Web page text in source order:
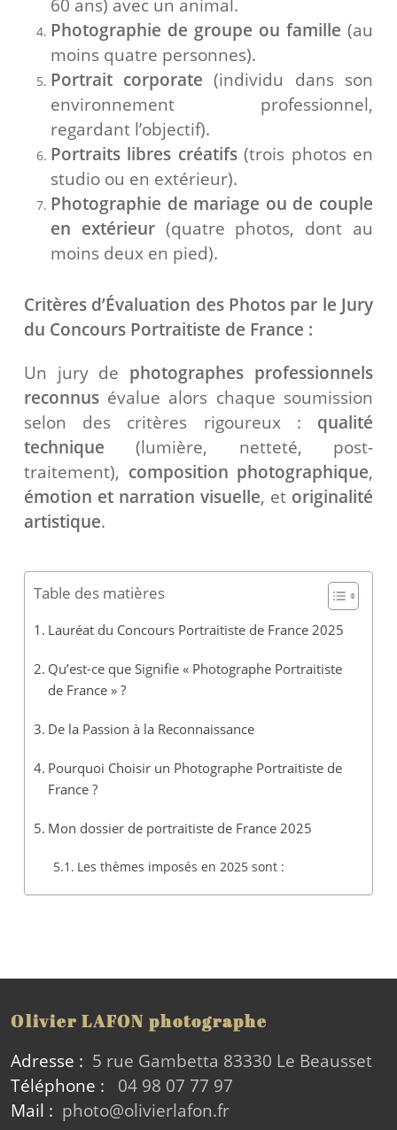
60 ans) avec un animal.
Photographie de groupe ou famille (au
moins quatre personnes).
Portrait corporate (individu dans son
environnement professionnel,
regardant l’objectif).
Portraits libres créatifs(trois photos en
studio ou en extérieur).
Photographie de mariage ou de couple
en extérieur(quatre photos, dont au
moins deux en pied).
Critères d’Évaluation des Photos par le Jury
du Concours Portraitiste de France :
Un jury de photographes professionnels
reconnusévalue alors chaque soumission
selon des critères rigoureux : qualité
technique (lumière, netteté, post-
traitement), composition photographique,
émotion et narration visuelle, et originalité
artistique.
Table des matières
Lauréat du Concours Portraitiste de France 2025
Qu’est-ce que Signifie « Photographe Portraitiste
de France » ?
De la Passion à la Reconnaissance
Pourquoi Choisir un Photographe Portraitiste de
France ?
Mon dossier de portraitiste de France 2025
Les thèmes imposés en 2025 sont :
Olivier LAFON photographe
Adresse : 5 rue Gambetta 83330 Le Beausset
Téléphone : 04 98 07 77 97
Mail : photo@olivierlafon.fr